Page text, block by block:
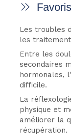
Les troubles
les
Entre les
secondaires
hormonales,
difficile.
La
physique et
améliorer la
récupération.